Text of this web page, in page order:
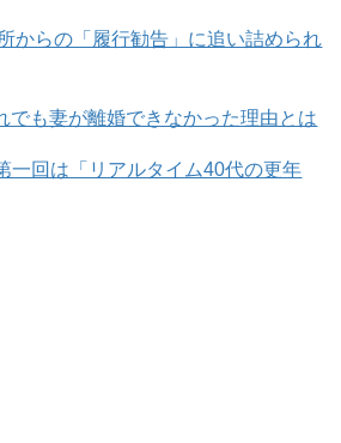
からの「履行勧告」に追い詰められ
も妻が離婚できなかった理由とは
一回は「リアルタイム40代の更年